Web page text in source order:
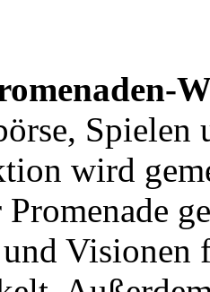
Spielen
wird
Visionen